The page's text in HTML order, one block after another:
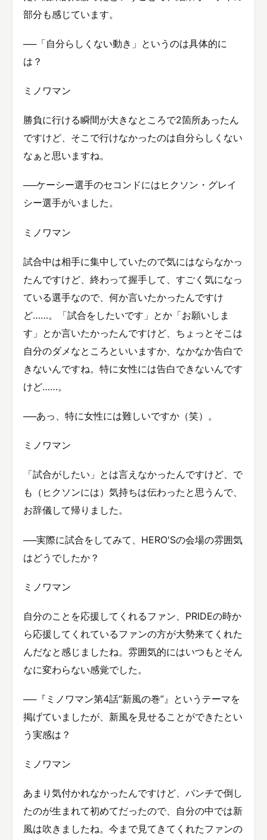
部分も感じています。
──「自分らしくない動き」というのは具体的に
は？
ミノワマン
勝負に行ける瞬間が大きなところで2箇所あったん
ですけど、そこで行けなかったのは自分らしくない
なぁと思いますね。
──ケーシー選手のセコンドにはヒクソン・グレイ
シー選手がいました。
ミノワマン
試合中は相手に集中していたので気にはならなかっ
たんですけど、終わって握手して、すごく気になっ
ている選手なので、何か言いたかったんですけ
ど……。「試合をしたいです」とか「お願いしま
す」とか言いたかったんですけど、ちょっとそこは
自分のダメなところといいますか、なかなか告白で
きないんですね。特に女性には告白できないんです
けど……。
──あっ、特に女性には難しいですか（笑）。
ミノワマン
「試合がしたい」とは言えなかったんですけど、で
も（ヒクソンには）気持ちは伝わったと思うんで、
お辞儀して帰りました。
──実際に試合をしてみて、HERO'Sの会場の雰囲気
はどうでしたか？
ミノワマン
自分のことを応援してくれるファン、PRIDEの時か
ら応援してくれているファンの方が大勢来てくれた
んだなと感じましたね。雰囲気的にはいつもとそん
なに変わらない感覚でした。
──『ミノワマン第4話“新風の巻”』というテーマを
掲げていましたが、新風を見せることができたとい
う実感は？
ミノワマン
あまり気付かれなかったんですけど、パンチで倒し
たのが生まれて初めてだったので、自分の中では新
風は吹きましたね。今まで見てきてくれたファンの